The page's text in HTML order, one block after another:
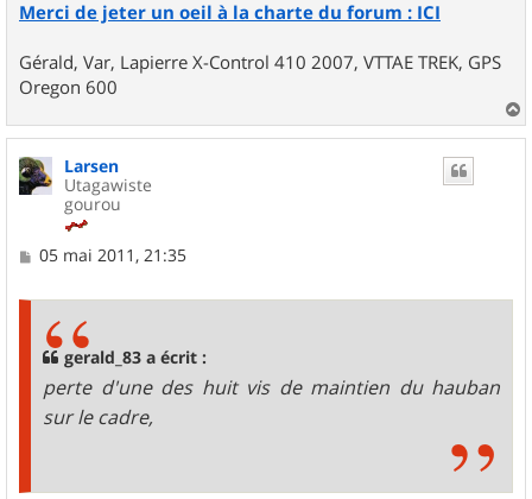
Merci de jeter un oeil à la charte du forum : ICI
Gérald, Var, Lapierre X-Control 410 2007, VTTAE TREK, GPS
Oregon 600
a
Larsen
Utagawiste
gourou
M
05 mai 2011, 21:35
gerald_83 a écrit :
perte d'une des huit vis de maintien du hauban
sur le cadre,